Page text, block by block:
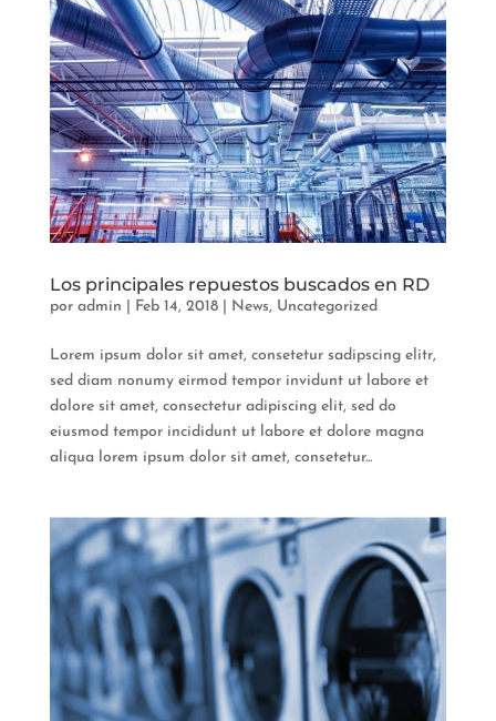
Los principales repuestos buscados en RD
por admin Feb 14, 2018| News, Uncategorized
Lorem ipsum dolor sit amet, consetetur sadipscing elitr,
sed diam nonumy eirmod tempor invidunt ut labore et
dolore sit amet, consectetur adipiscing elit, sed do
eiusmod tempor incididunt ut labore et dolore magna
aliqua lorem ipsum dolor sit amet, consetetur...